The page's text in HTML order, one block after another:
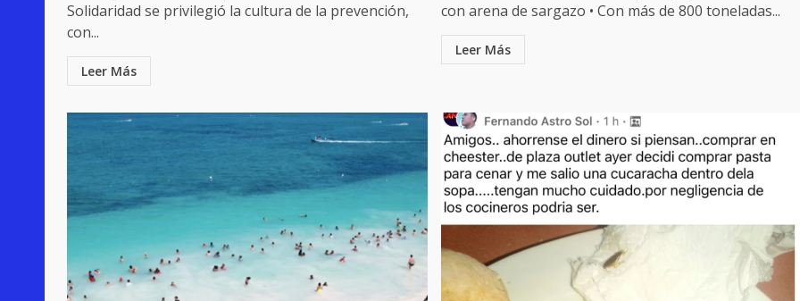
Solidaridad se privilegió la cultura de la prevención,
con...
Leer Más
con arena de sargazo • Con más de 800 toneladas...
Leer Más